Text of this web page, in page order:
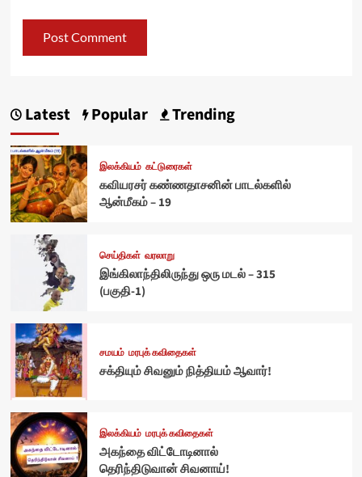
Latest Popular Trending
இலக்கியம் கட்டுரைகள்
கவியரசர் கண்ணதாசனின் பாடல்களில்
ஆன்மீகம் – 19
செய்திகள் வரலாறு
இங்கிலாந்திலிருந்து ஒரு மடல் – 315
(பகுதி-1)
சமயம் மரபுக் கவிதைகள்
சக்தியும் சிவனும் நித்தியம் ஆவார்!
இலக்கியம் மரபுக் கவிதைகள்
அகந்தை விட்டோடினால்
தெரிந்திடுவான் சிவனாய்!